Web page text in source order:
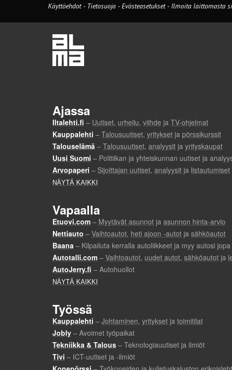
Käyttöehdot - Tietosuoja -Evästeasetukset- Ilmoita laittomasta